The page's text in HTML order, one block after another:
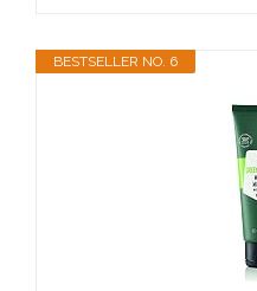
BESTSELLER NO. 6